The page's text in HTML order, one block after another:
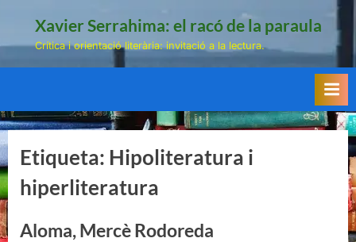
Xavier Serrahima: el racó de la paraula
Crítica i orientació literària: invitació a la lectura.
Etiqueta: Hipoliteratura i
hiperliteratura
Aloma, Mercè Rodoreda